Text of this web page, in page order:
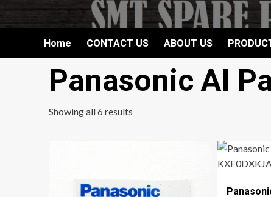
Home CONTACT US ABOUT US
Panasonic AI
Showing all 6 results